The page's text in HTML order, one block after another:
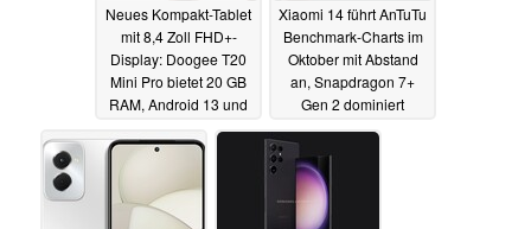
Neues Kompakt-Tablet
mit 8,4 Zoll FHD+-
Display: Doogee T20
Mini Pro bietet 20 GB
RAM, Android 13 und
13.11.2023
Xiaomi 14 führt AnTuTu
Benchmark-Charts im
Oktober mit Abstand
an, Snapdragon 7+
Gen 2 dominiert
Mittelklasse02.11.2023